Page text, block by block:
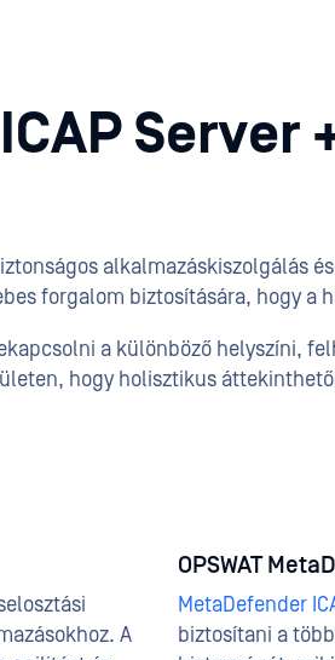
Server
alkalmazáskiszolgálás
forgalom biztosítására, hogy a
a különböző helyszíni,
hogy holisztikus
A
OPSWAT
MetaDefender
biztosítani a